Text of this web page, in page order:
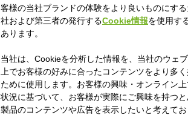
客様の当社ブランドの体験をより良いものにす
社および第三者の発行するCookie情報を使用す
あります。
当社は、Cookieを分析した情報を、当社のウェ
上でお客様の好みに合ったコンテンツをより多
ために使用します。お客様の興味・オンライン
状況に基づいて、お客様が実際にご興味を持つ
製品のコンテンツや広告を表示したいと考えて